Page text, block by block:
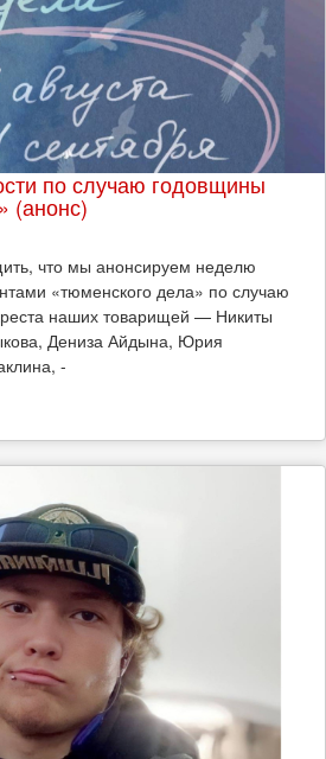
по случаю годовщины
(анонс)
что мы анонсируем неделю
«тюменского дела» по случаю
наших товарищей — Никиты
Дениза Айдына, Юрия
-